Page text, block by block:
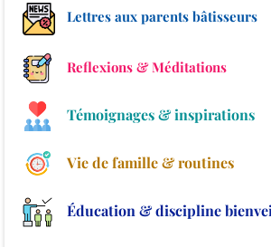
Lettres aux parents bâtisseurs
Reflexions & Méditations
Témoignages & inspirations
Vie de famille & routines
Éducation & discipline